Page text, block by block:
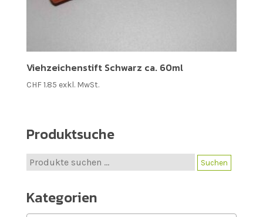
Viehzeichenstift Schwarz ca. 60ml
CHF1.85 exkl. MwSt.
Produktsuche
Suche
nach:
Suchen
Kategorien